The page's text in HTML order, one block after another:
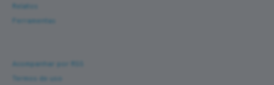
Relatos
Ferramentas
Acompanhar por RSS
Termos de uso